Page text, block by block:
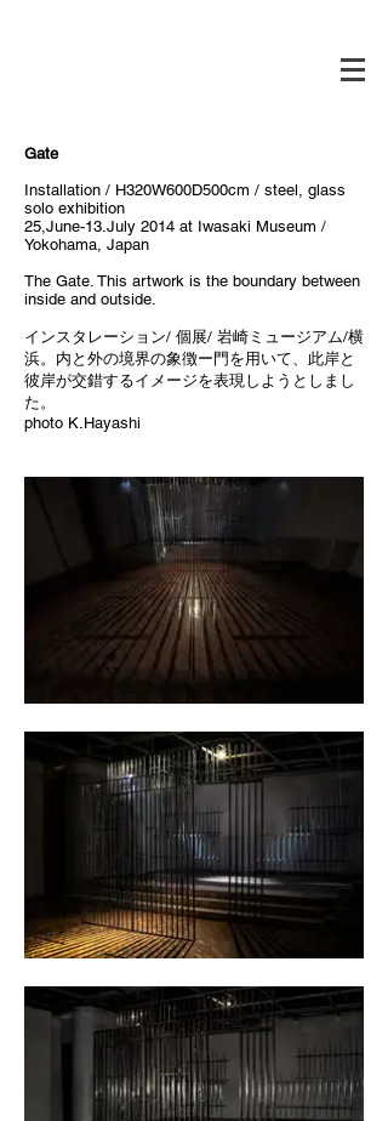
Gate
Installation / H320W600D500cm / steel, glass
​solo exhibition
25,June-13.July 2014 at Iwasaki Museum /
Yokohama, Japan
The Gate. This artwork is the boundary between
inside and outside.
インスタレーション/ 個展/ 岩崎ミュージアム/横
浜。内と外の境界の象徴ー門を用いて、此岸と
彼岸が交錯するイメージを表現しようとしまし
た。
photo K.Hayashi